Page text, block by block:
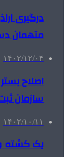
درگیری
متهمان
۱۴۰۲/۱۲/۰۴
اصلاح
سازمان
۱۴۰۲/۱۰/۱۱
یک کشته و ۲ مجروح در حریق